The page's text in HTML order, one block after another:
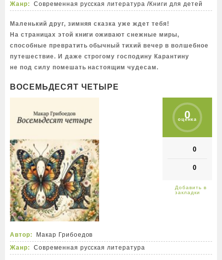
Жанр:
Современная русская литература /Книги для детей
Маленький друг, зимняя сказка уже ждет тебя!
На страницах этой книги оживают снежные миры,
способные превратить обычный тихий вечер в волшебное
путешествие. И даже строгому господину Карантину
не под силу помешать настоящим чудесам.
ВОСЕМЬДЕСЯТ ЧЕТЫРЕ
0
оценка
0
0
Автор:
Макар Грибоедов
Жанр:
Современная русская литература